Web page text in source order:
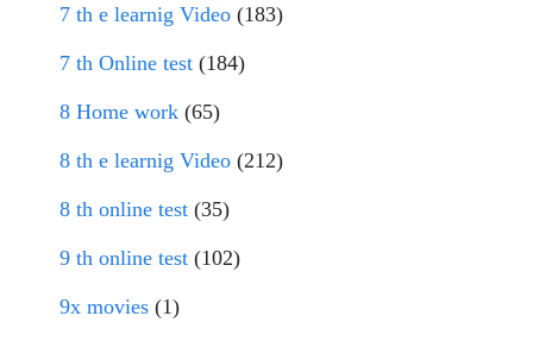
7 th e learnig Video (183)
7 th Online test (184)
8 Home work (65)
8 th e learnig Video (212)
8 th online test (35)
9 th online test (102)
9x movies (1)